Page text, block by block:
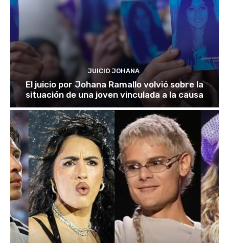
JUICIO JOHANA
El juicio por Johana Ramallo volvió sobre la
situación de una joven vinculada a la causa